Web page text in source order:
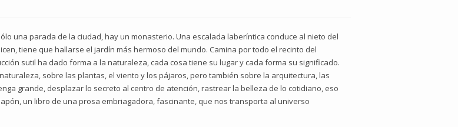
una parada de la ciudad, hay un monasterio. Una escalada laberíntica conduce al nieto del
tiene que hallarse el jardín más hermoso del mundo. Camina por todo el recinto del
sutil ha dado forma a la naturaleza, cada cosa tiene su lugar y cada forma su significado.
sobre las plantas, el viento y los pájaros, pero también sobre la arquitectura, las
grande, desplazar lo secreto al centro de atención, rastrear la belleza de lo cotidiano, eso
un libro de una prosa embriagadora, fascinante, que nos transporta al universo